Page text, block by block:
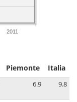
2011
Piemonte Italia
6.9 9.8